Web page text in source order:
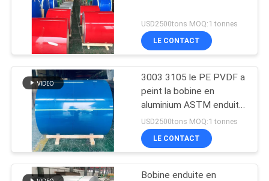
USD2500tons MOQ:1 tonnes
LE CONTACT
3003 3105 le PE PVDF a
peint la bobine en
aluminium ASTM enduit
par couleur B209
USD2500tons MOQ:1 tonnes
LE CONTACT
Bobine enduite en